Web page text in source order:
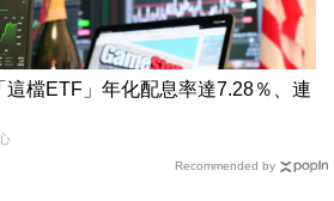
檔ETF」年化配息率達7.28％、連
Recommended by